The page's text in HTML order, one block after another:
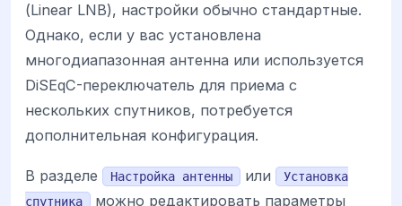
(Linear LNB), настройки обычно стандартные.
Однако, если у вас установлена
многодиапазонная антенна или используется
DiSEqC-переключатель для приема с
нескольких спутников, потребуется
дополнительная конфигурация.
В разделе Настройка антенны или
Установка
спутника
можно редактировать параметры